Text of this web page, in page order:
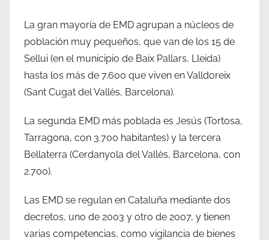
La gran mayoría de EMD agrupan a núcleos de
población muy pequeños, que van de los 15 de
Sellui (en el municipio de Baix Pallars, Lleida)
hasta los más de 7.600 que viven en Valldoreix
(Sant Cugat del Vallès, Barcelona).
La segunda EMD más poblada es Jesús (Tortosa,
Tarragona, con 3.700 habitantes) y la tercera
Bellaterra (Cerdanyola del Vallès, Barcelona, con
2.700).
Las EMD se regulan en Cataluña mediante dos
decretos, uno de 2003 y otro de 2007, y tienen
varias competencias, como vigilancia de bienes